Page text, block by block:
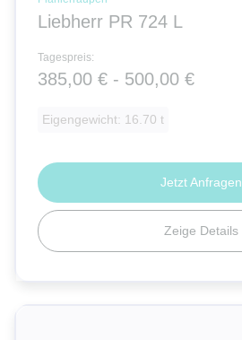
Liebherr PR 724 L
Tagespreis:
385,00 € - 500,00 €
Eigengewicht: 16.70 t
Zeige Details
Jetzt Anfragen